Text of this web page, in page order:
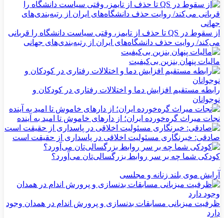
از سقوط در QS تا حذف از تایمز، وقتی سیاست دانشگاه را قربانی
می‌کند/ روایت حذف دانشگاه‌های ایران از رتبه‌بندی‌های جهانی
مالیات پنهان بنزین بی‌کیفیت
رابطه مستقیم افزایش دما و اختلالات رفتاری در کودکان و
نوجوانان
نجات میراث گره‌خورده ایران؛ از دارهای خاموش تا امید به آینده
صادقی: خبرنگاری مسئولیت اخلاقی در پاسداری از حقیقت است
کودکی شما چه بر سر روابط بزرگسالی‌تان می‌آورد؟
آرایش موی بلند زنانه و مجلسی
ظرفیت میزبانی مسابقات بدنسازی و پرورش اندام در همدان وجود
دارد